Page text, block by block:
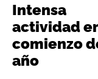
Intensa
actividad
comienzo
año